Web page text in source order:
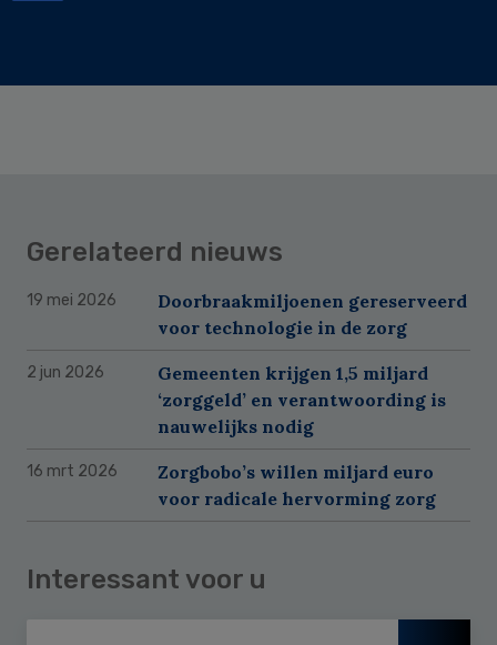
Gerelateerd nieuws
19 mei 2026
Doorbraakmiljoenen gereserveerd
voor technologie in de zorg
2 jun 2026
Gemeenten krijgen 1,5 miljard
‘zorggeld’ en verantwoording is
nauwelijks nodig
16 mrt 2026
Zorgbobo’s willen miljard euro
voor radicale hervorming zorg
Interessant voor u